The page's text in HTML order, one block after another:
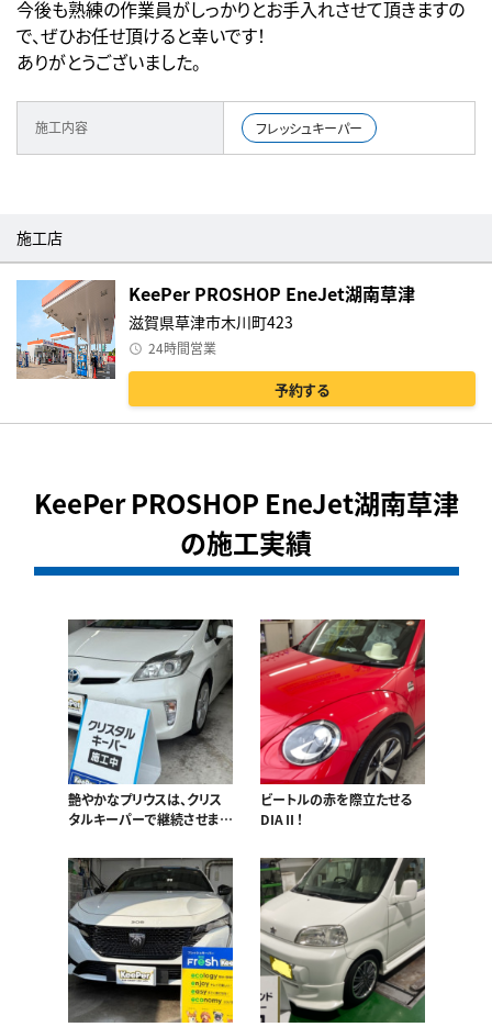
今後も熟練の作業員がしっかりとお手入れさせて頂きますの
で、ぜひお任せ頂けると幸いです！
ありがとうございました。
施工内容 フレッシュキーパー
施工店
KeePer PROSHOP EneJet湖南草津
滋賀県草津市木川町423
24時間営業
予約する
KeePer PROSHOP EneJet湖南草津
の施工実績
艶やかなプリウスは、クリス
タルキーパーで継続させま
ビートルの赤を際立たせる
DIAⅡ！